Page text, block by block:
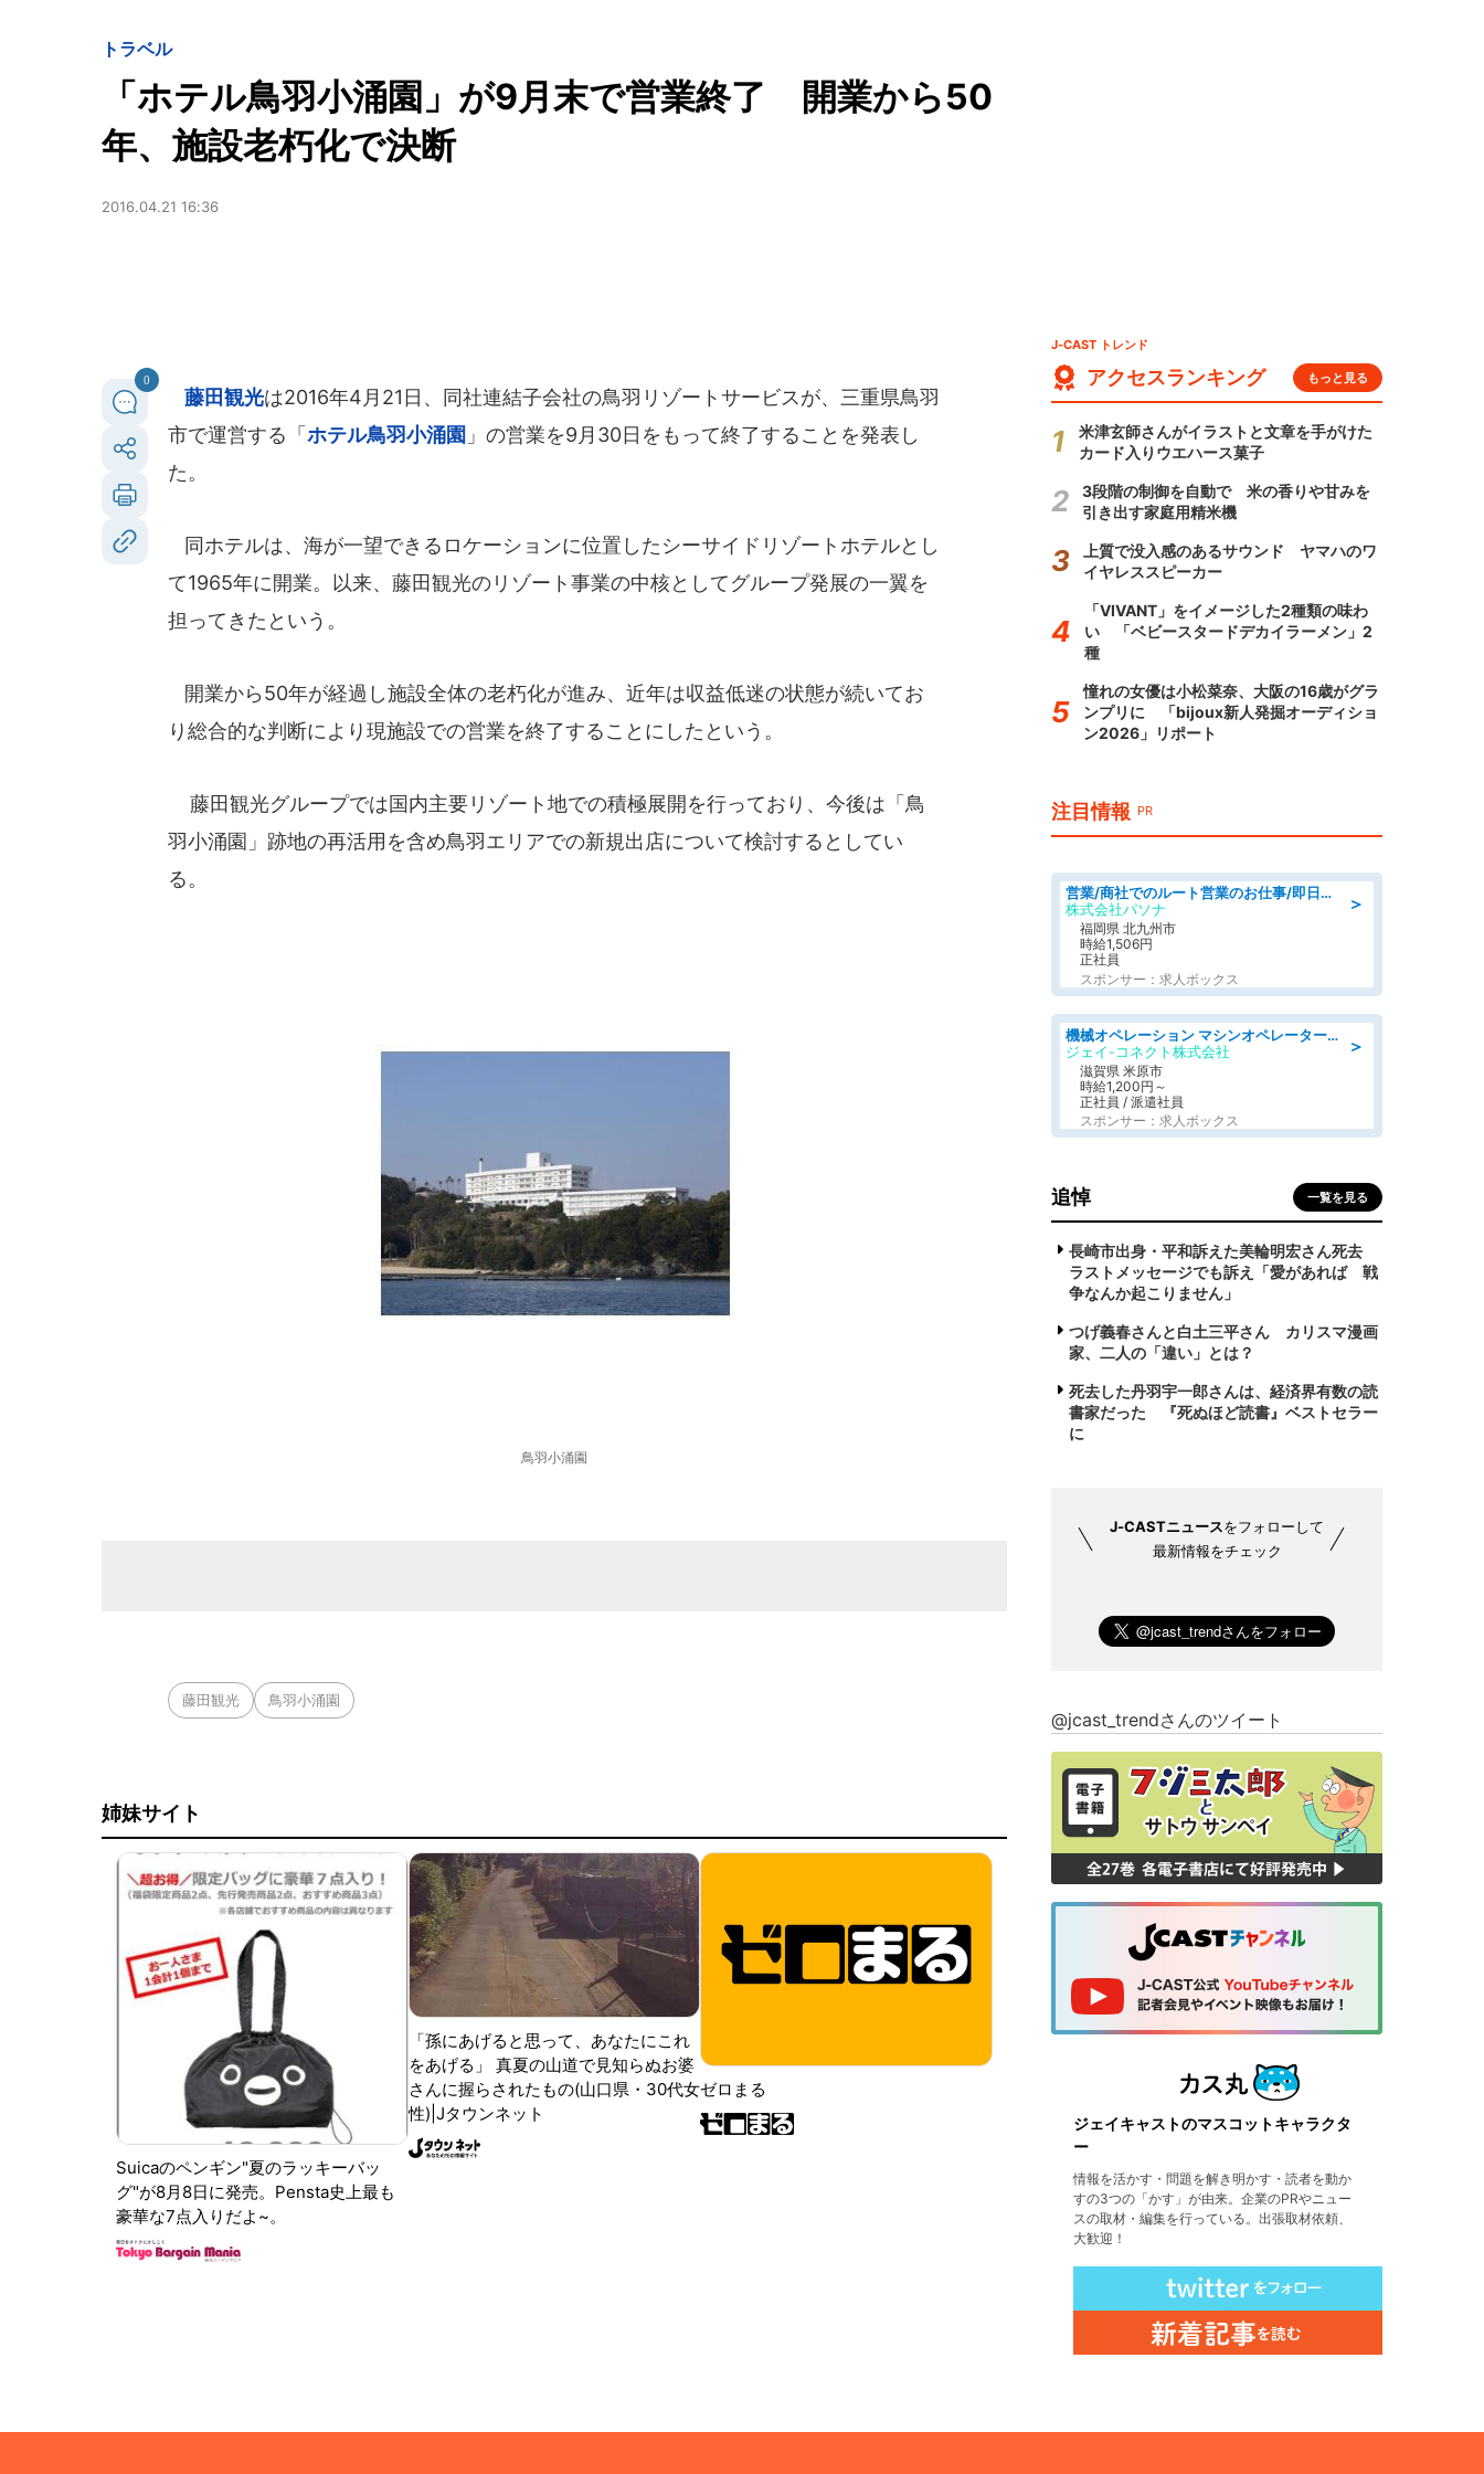
トラベル
「ホテル鳥羽小涌園」が9月末で営業終了 開業から50
年、施設老朽化で決断
2016.04.21 16:36
0
藤田観光は2016年4月21日、同社連結子会社の鳥羽リゾートサービスが、三重県鳥羽
市で運営する「 ホテル鳥羽小涌園 」の営業を9月30日をもって終了することを発表し
た。
同ホテルは、海が一望できるロケーションに位置したシーサイドリゾートホテルとし
て1965年に開業。以来、藤田観光のリゾート事業の中核としてグループ発展の一翼を
担ってきたという。
開業から50年が経過し施設全体の老朽化が進み、近年は収益低迷の状態が続いてお
り総合的な判断により現施設での営業を終了することにしたという。
藤田観光グループでは国内主要リゾート地での積極展開を行っており、今後は「鳥
羽小涌園」跡地の再活用を含め鳥羽エリアでの新規出店について検討するとしてい
る。
鳥羽小涌園
藤田観光 鳥羽小涌園
姉妹サイト
Suicaのペンギン"夏のラッキーバッ
グ"が8月8日に発売。Pensta史上最も
豪華な7点入りだよ~。
「孫にあげると思って、あなたにこれ
をあげる」 真夏の山道で見知らぬお婆
さんに握らされたもの(山口県・30代女
性)|Jタウンネット
ゼロまる
J-CAST トレンド
アクセスランキング もっと見る
米津玄師さんがイラストと文章を手がけた
カード入りウエハース菓子
3段階の制御を自動で 米の香りや甘みを
引き出す家庭用精米機
上質で没入感のあるサウンド ヤマハのワ
イヤレススピーカー
「VIVANT」をイメージした2種類の味わ
い 「ベビースタードデカイラーメン」2
種
憧れの女優は小松菜奈、大阪の16歳がグラ
ンプリに 「bijoux新人発掘オーディショ
ン2026」リポート
注目情報 PR
＞
営業/商社でのルート営業のお仕事/即日勤務可/車通勤可/営業
株式会社パソナ
福岡県 北九州市
時給1,506円
正社員
スポンサー：求人ボックス
＞
機械オペレーション マシンオペレーター/皆勤手当有/未経験可
ジェイ-コネクト株式会社
滋賀県 米原市
時給1,200円～
正社員 / 派遣社員
スポンサー：求人ボックス
追悼 一覧を見る
長崎市出身・平和訴えた美輪明宏さん死去
ラストメッセージでも訴え「愛があれば 戦
争なんか起こりません」
つげ義春さんと白土三平さん カリスマ漫画
家、二人の「違い」とは？
死去した丹羽宇一郎さんは、経済界有数の読
書家だった 『死ぬほど読書』ベストセラー
に
J-CASTニュースをフォローして
最新情報をチェック
@jcast_trendさんのツイート
ジェイキャストのマスコットキャラクタ
ー
情報を活かす・問題を解き明かす・読者を動か
すの3つの「かす」が由来。企業のPRやニュー
スの取材・編集を行っている。出張取材依頼、
大歓迎！